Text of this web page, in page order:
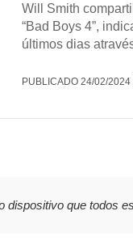
Will Smith
“Bad Boys 4”,
últimos dias
PUBLICADO 24/02/
dispositivo que todos